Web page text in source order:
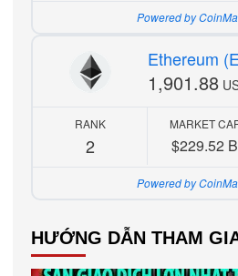
Powered by
Ethereum
1,901.88
RANK
2
MARKET
$229.52 B
Powered by
HƯỚNG DẪN THAM